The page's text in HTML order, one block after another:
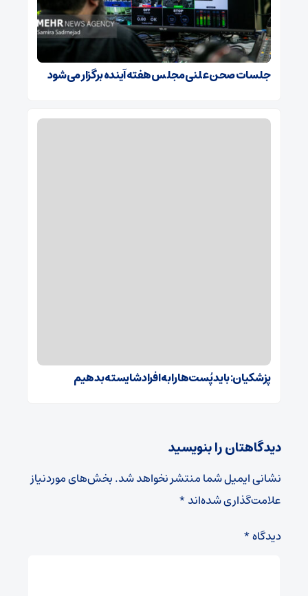
جلسات صحن علنی مجلس هفته آینده برگزار می‌شود
پزشکیان: باید پُست‌ها را به افراد شایسته بدهیم
دیدگاهتان را بنویسید
نشانی ایمیل شما منتشر نخواهد شد.بخش‌های موردنیاز
علامت‌گذاری شده‌اند*
دیدگاه*